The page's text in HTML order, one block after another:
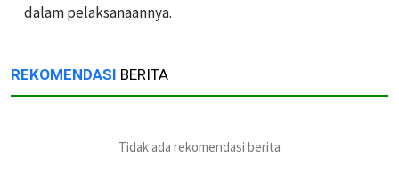
dalam pelaksanaannya.
REKOMENDASI BERITA
Tidak ada rekomendasi berita